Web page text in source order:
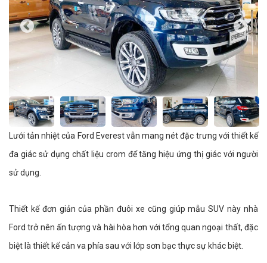
Lưới tản nhiệt của Ford Everest vẫn mang nét đặc trưng với thiết kế
đa giác sử dụng chất liệu crom để tăng hiệu ứng thị giác với người
sử dụng.
Thiết kế đơn giản của phần đuôi xe cũng giúp mẫu SUV này nhà
Ford trở nên ấn tượng và hài hòa hơn với tổng quan ngoại thất, đặc
biệt là thiết kế cản va phía sau với lớp sơn bạc thực sự khác biệt.